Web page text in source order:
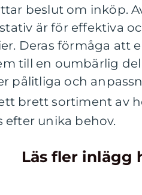
beslut om inköp.
är för effektiva
Deras förmåga att
till en oumbärlig
pålitliga och
brett sortiment av
efter unika behov.
Läs fler inlägg